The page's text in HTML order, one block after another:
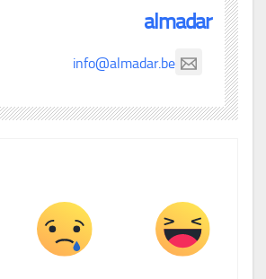
almadar
info@almadar.be